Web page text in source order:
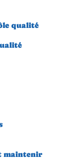
qualité
maintenir